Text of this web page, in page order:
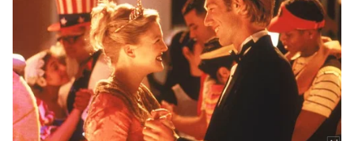
Roja Selvamani daughter: చరిత్ర సృష్ణించిన రోజా
కూతురు, అమెరికాలో అన్షు మాలిక కు అరుదైన
గౌరవం
100 కోట్ల క్లబ్‌లో సూర్య ఆరో సినిమా.. లిస్టులో ఇంకా ఏ
మూవీస్ ఉన్నాయంటే?